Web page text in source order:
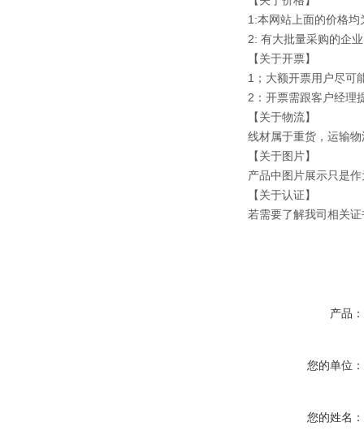
1:本网站上面的价格
2: 有大批量采购的企
【关于开票】
1；大额开票用户尽可
2：开票需跟客户经理
【关于物流】
线材属于重货，运输
【关于图片】
产品中图片展示只是
【关于认证】
若需要了解我司相关
产品：
您的单位：
您的姓名：